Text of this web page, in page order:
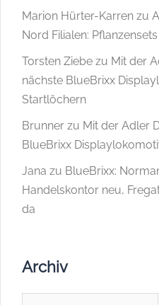
Marion Hürter-Karren zu
Nord Filialen: Pflanzensets
Torsten Ziebe zu Mit der
nächste BlueBrixx
Startlöchern
Brunner zu Mit der Adler
BlueBrixx
Jana zu BlueBrixx:
Handelskontor neu,
da
Archiv